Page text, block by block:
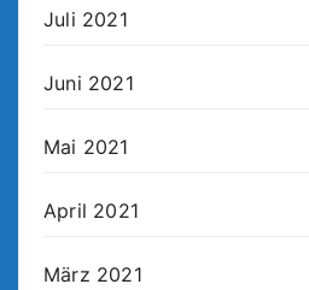
Juli 2021
Juni 2021
Mai 2021
April 2021
März 2021